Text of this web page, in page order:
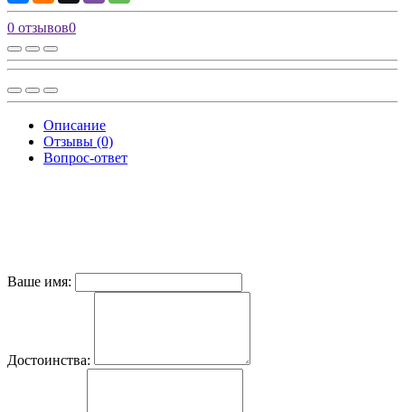
0 отзывов0
Описание
Отзывы (0)
Вопрос-ответ
Ваше имя:
Достоинства: